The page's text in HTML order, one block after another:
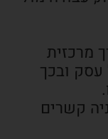
מרכזית
ובכך
קשרים